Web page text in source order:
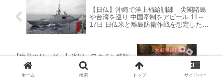
【日仏】沖縄で洋上補給訓練 尖閣諸島
や台湾を巡り 中国牽制をアピール 11～
17日 日仏米と離島防衛作戦を想定した共
【世界のリーダー】米国、ワクチン特許
の放棄を表明 供給増へ途上国案を支持
ホーム 検索 トップ サイドバー